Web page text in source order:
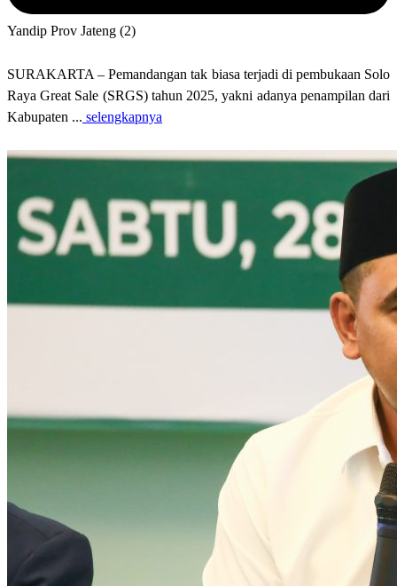
Yandip Prov Jateng (2)
SURAKARTA – Pemandangan tak biasa terjadi di pembukaan Solo
Raya Great Sale (SRGS) tahun 2025, yakni adanya penampilan dari
Kabupaten ... selengkapnya